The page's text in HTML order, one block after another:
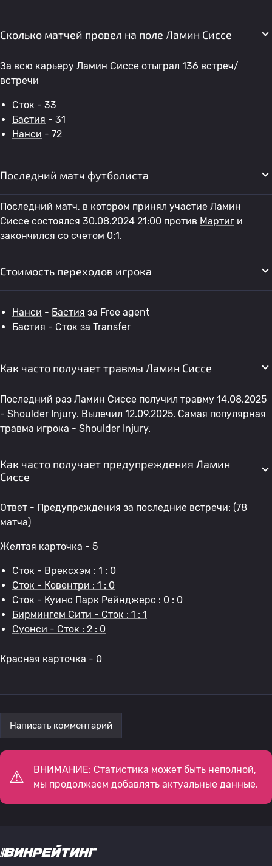
Сколько матчей провел на поле Ламин Сиссе
За всю карьеру Ламин Сиссе отыграл 136 встреч/
встречи
Сток - 33
Бастия - 31
Нанси - 72
Последний матч футболиста
Последний матч, в котором принял участие Ламин
Сиссе состоялся 30.08.2024 21:00 против Мартиг и
закончился со счетом 0:1.
Стоимость переходов игрока
Нанси - Бастия за Free agent
Бастия - Сток за Transfer
Как часто получает травмы Ламин Сиссе
Последний раз Ламин Сиссе получил травму 14.08.2025
- Shoulder Injury. Вылечил 12.09.2025. Самая популярная
травма игрока - Shoulder Injury.
Как часто получает предупреждения Ламин
Сиссе
Ответ - Предупреждения за последние встречи: (78
матча)
Желтая карточка - 5
Сток - Врексхэм : 1 : 0
Сток - Ковентри : 1 : 0
Сток - Куинс Парк Рейнджерс : 0 : 0
Бирмингем Сити - Сток : 1 : 1
Суонси - Сток : 2 : 0
Красная карточка - 0
Написать комментарий
ВНИМАНИЕ: Статистика может быть неполной,
мы продолжаем добавлять актуальные данные.